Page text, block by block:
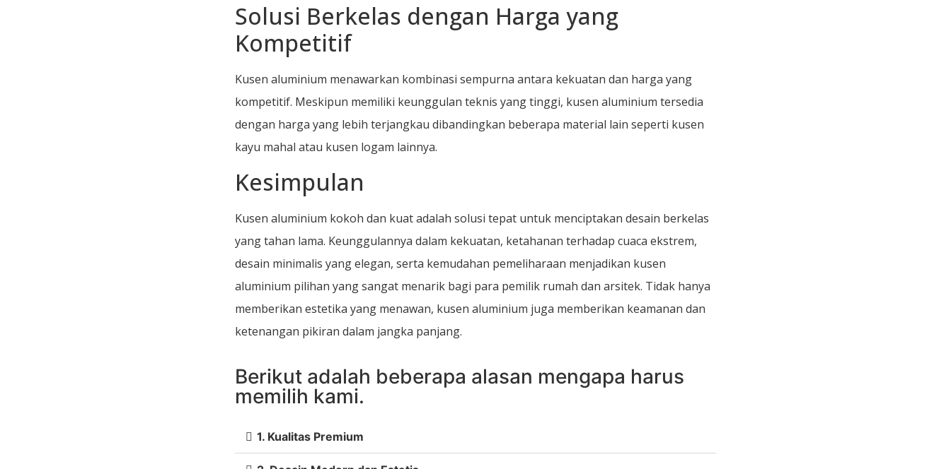
Solusi Berkelas dengan Harga yang
Kompetitif
Kusen aluminium menawarkan kombinasi sempurna antara kekuatan dan harga yang
kompetitif. Meskipun memiliki keunggulan teknis yang tinggi, kusen aluminium tersedia
dengan harga yang lebih terjangkau dibandingkan beberapa material lain seperti kusen
kayu mahal atau kusen logam lainnya.
Kesimpulan
Kusen aluminium kokoh dan kuat adalah solusi tepat untuk menciptakan desain berkelas
yang tahan lama. Keunggulannya dalam kekuatan, ketahanan terhadap cuaca ekstrem,
desain minimalis yang elegan, serta kemudahan pemeliharaan menjadikan kusen
aluminium pilihan yang sangat menarik bagi para pemilik rumah dan arsitek. Tidak hanya
memberikan estetika yang menawan, kusen aluminium juga memberikan keamanan dan
ketenangan pikiran dalam jangka panjang.
Berikut adalah beberapa alasan mengapa harus
memilih kami.
1. Kualitas Premium